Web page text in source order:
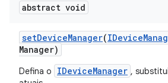
abstract void
setDeviceManager(IDevice
Manager)
Defina o IDeviceManager ,